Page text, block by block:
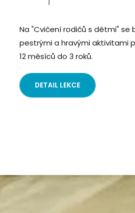
Na "Cvičení rodičů s dětmi"
pestrými a hravými aktivitami
12 měsíců do 3 roků.
DETAIL LEKCE